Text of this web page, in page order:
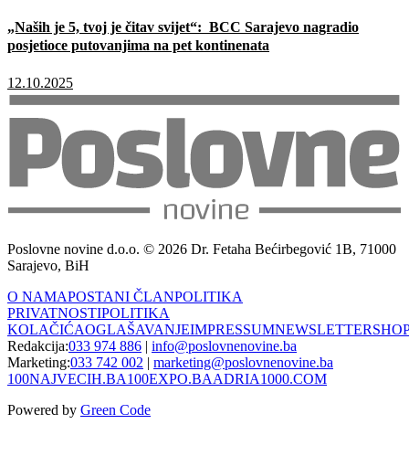
„Naših je 5, tvoj je čitav svijet“: BCC Sarajevo nagradio
posjetioce putovanjima na pet kontinenata
12.10.2025
Poslovne novine d.o.o. © 2026 Dr. Fetaha Bećirbegović 1B, 71000
Sarajevo, BiH
O NAMAPOSTANI ČLANPOLITIKA
PRIVATNOSTIPOLITIKA
KOLAČIĆAOGLAŠAVANJEIMPRESSUMNEWSLETTER
Redakcija:033 974 886 | info@poslovnenovine.ba
Marketing:033 742 002 | marketing@poslovnenovine.ba
100NAJVECIH.BA100EXPO.BAADRIA1000.COM
Powered by Green Code